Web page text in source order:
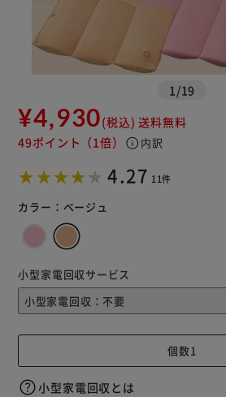
1 /19
¥4,930(税込) 送料無料
49ポイント （1倍） info 内訳
4.27 11件
カラー： ベージュ
小型家電回収サービス
小型家電回収とは
※ご確認ください